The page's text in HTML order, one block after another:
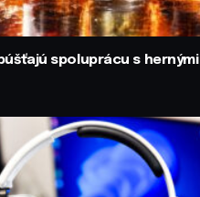
spoluprácu s hernými